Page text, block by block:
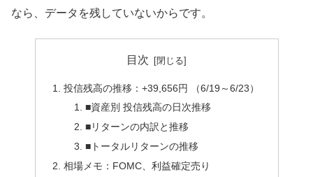
なら、データを残していないからです。
目次
投信残高の推移：+39,656円 （6/19～6/23）
■資産別 投信残高の日次推移
■リターンの内訳と推移
■トータルリターンの推移
相場メモ：FOMC、利益確定売り